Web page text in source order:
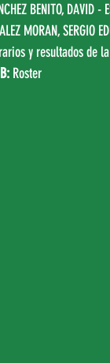
BENITO, DAVID -
MORAN, SERGIO
y resultados de
Roster